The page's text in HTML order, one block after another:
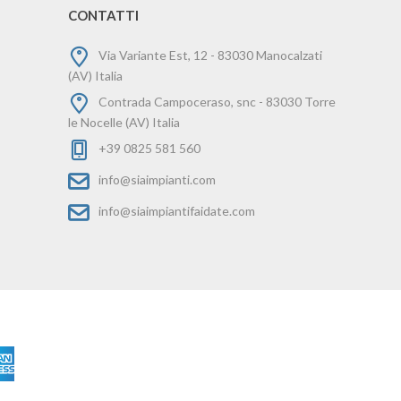
CONTATTI
Via Variante Est, 12 - 83030 Manocalzati
(AV) Italia
Contrada Campoceraso, snc - 83030 Torre
le Nocelle (AV) Italia
+39 0825 581 560
info@siaimpianti.com
info@siaimpiantifaidate.com